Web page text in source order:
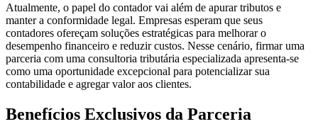
Atualmente, o papel do contador vai além de apurar tributos e
manter a conformidade legal. Empresas esperam que seus
contadores ofereçam soluções estratégicas para melhorar o
desempenho financeiro e reduzir custos. Nesse cenário, firmar uma
parceria com uma consultoria tributária especializada apresenta-se
como uma oportunidade excepcional para potencializar sua
contabilidade e agregar valor aos clientes.
Benefícios Exclusivos da Parceria